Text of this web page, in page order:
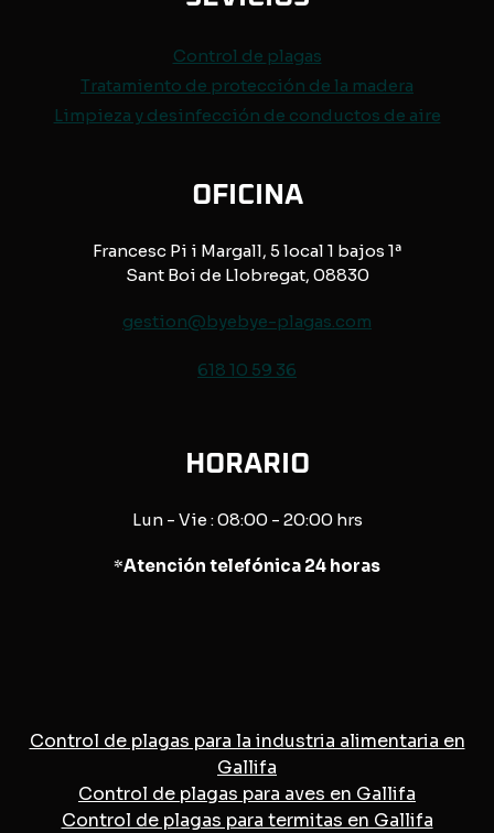
Control de plagas
Tratamiento de protección de la madera
Limpieza y desinfección de conductos de aire
OFICINA
Francesc Pi i Margall, 5 local 1 bajos 1ª
Sant Boi de Llobregat, 08830
gestion@byebye-plagas.com
618 10 59 36
HORARIO
Lun - Vie : 08:00 - 20:00 hrs
*Atención telefónica 24 horas
Control de plagas para la industria alimentaria en
Gallifa
Control de plagas para aves en Gallifa
Control de plagas para termitas en Gallifa